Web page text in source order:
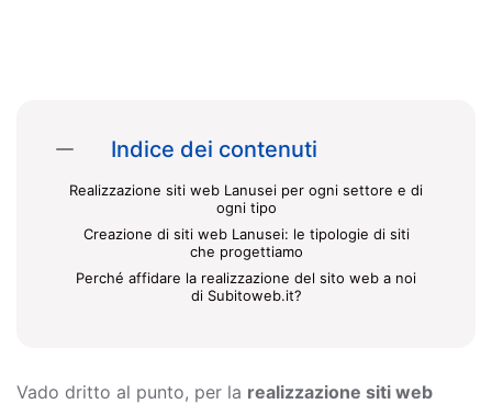
Indice dei contenuti
Realizzazione siti web Lanusei per ogni settore e di
ogni tipo
Creazione di siti web Lanusei: le tipologie di siti
che progettiamo
Perché affidare la realizzazione del sito web a noi
di Subitoweb.it?
Vado dritto al punto, per la realizzazione siti web